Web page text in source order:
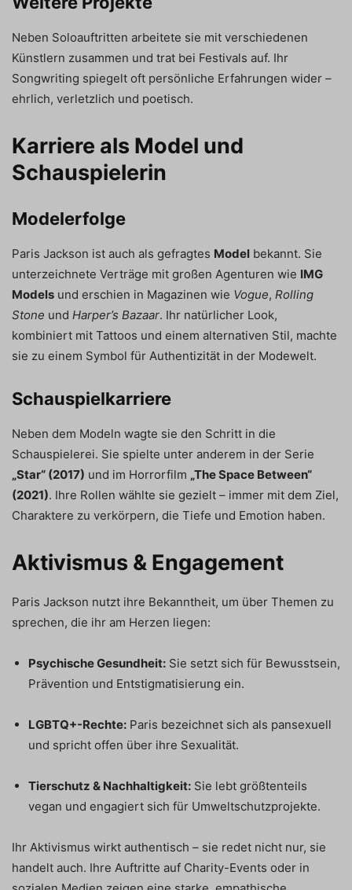
Neben Soloauftritten arbeitete sie mit verschiedenen
Künstlern zusammen und trat bei Festivals auf. Ihr
Songwriting spiegelt oft persönliche Erfahrungen wider –
ehrlich, verletzlich und poetisch.
Karriere als Model und
Schauspielerin
Modelerfolge
Paris Jackson ist auch als gefragtes Model bekannt. Sie
unterzeichnete Verträge mit großen Agenturen wie IMG
Models und erschien in Magazinen wie Vogue, Rolling
Stone und Harper’s Bazaar. Ihr natürlicher Look,
kombiniert mit Tattoos und einem alternativen Stil, machte
sie zu einem Symbol für Authentizität in der Modewelt.
Schauspielkarriere
Neben dem Modeln wagte sie den Schritt in die
Schauspielerei. Sie spielte unter anderem in der Serie
„Star“ (2017) und im Horrorfilm „The Space Between“
(2021). Ihre Rollen wählte sie gezielt – immer mit dem Ziel,
Charaktere zu verkörpern, die Tiefe und Emotion haben.
Aktivismus & Engagement
Paris Jackson nutzt ihre Bekanntheit, um über Themen zu
sprechen, die ihr am Herzen liegen:
Psychische Gesundheit: Sie setzt sich für Bewusstsein,
Prävention und Entstigmatisierung ein.
LGBTQ+-Rechte: Paris bezeichnet sich als pansexuell
und spricht offen über ihre Sexualität.
Tierschutz & Nachhaltigkeit: Sie lebt größtenteils
vegan und engagiert sich für Umweltschutzprojekte.
Ihr Aktivismus wirkt authentisch – sie redet nicht nur, sie
handelt auch. Ihre Auftritte auf Charity-Events oder in